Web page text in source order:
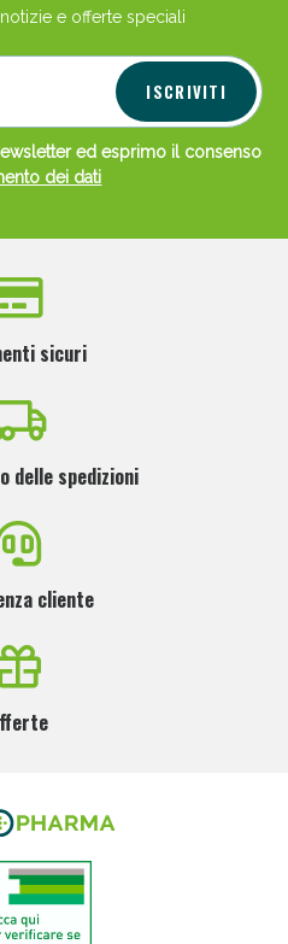
e offerte speciali
ISCRIVITI
ed esprimo il consenso
dei dati
sicuri
delle spedizioni
cliente